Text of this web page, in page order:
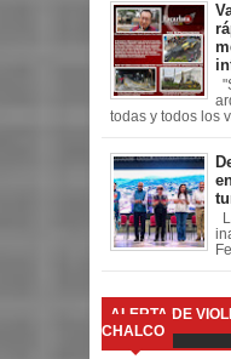
todas y todos los
ALERTA DE
CHALCO